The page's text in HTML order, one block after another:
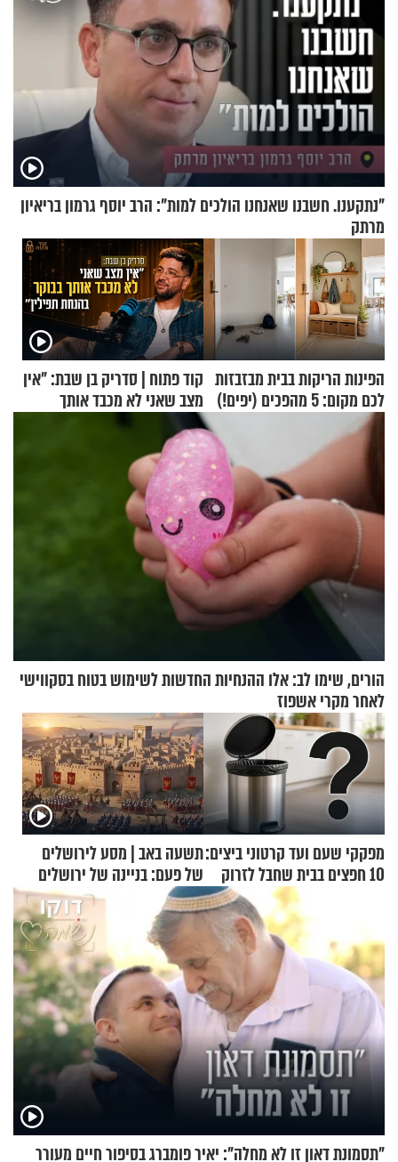
"נתקענו. חשבנו שאנחנו הולכים למות": הרב יוסף גרמון בריאיון
מרתק
הפינות הריקות בבית מבזבזות
לכם מקום: 5 מהפכים (יפים!)
שאפשר לעשות כבר היום
קוד פתוח | סדריק בן שבת: "אין
מצב שאני לא מכבד אותך
בבוקר בהנחת תפילין"
הורים, שימו לב: אלו ההנחיות החדשות לשימוש בטוח בסקווישי
לאחר מקרי אשפוז
מפקקי שעם ועד קרטוני ביצים:
10 חפצים בבית שחבל לזרוק
תשעה באב | מסע לירושלים
של פעם: בניינה של ירושלים
"תסמונת דאון זו לא מחלה": יאיר פומברג בסיפור חיים מעורר